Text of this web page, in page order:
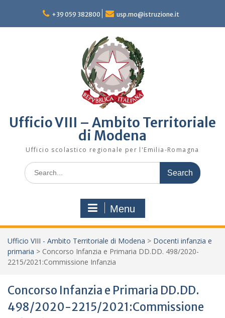
content
+39 059 382800 usp.mo@istruzione.it
Ufficio VIII – Ambito Territoriale
di Modena
Ufficio scolastico regionale per l'Emilia-Romagna
Search
for:
Menu
Ufficio VIII - Ambito Territoriale di Modena > Docenti infanzia e
primaria > Concorso Infanzia e Primaria DD.DD. 498/2020-
2215/2021:Commissione Infanzia
Concorso Infanzia e Primaria DD.DD.
498/2020-2215/2021:Commissione